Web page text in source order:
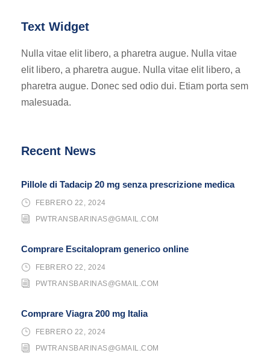
Text Widget
Nulla vitae elit libero, a pharetra augue. Nulla vitae
elit libero, a pharetra augue. Nulla vitae elit libero, a
pharetra augue. Donec sed odio dui. Etiam porta sem
malesuada.
Recent News
Pillole di Tadacip 20 mg senza prescrizione medica
FEBRERO 22, 2024
PWTRANSBARINAS@GMAIL.COM
Comprare Escitalopram generico online
FEBRERO 22, 2024
PWTRANSBARINAS@GMAIL.COM
Comprare Viagra 200 mg Italia
FEBRERO 22, 2024
PWTRANSBARINAS@GMAIL.COM